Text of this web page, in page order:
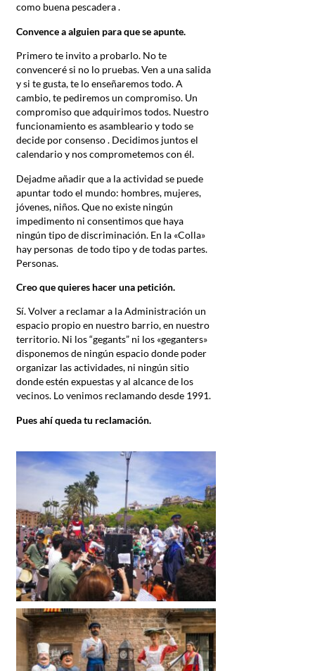
como buena pescadera .
Convence a alguien para que se apunte.
Primero te invito a probarlo. No te
convenceré si no lo pruebas. Ven a una salida
y si te gusta, te lo enseñaremos todo. A
cambio, te pediremos un compromiso. Un
compromiso que adquirimos todos. Nuestro
funcionamiento es asambleario y todo se
decide por consenso . Decidimos juntos el
calendario y nos comprometemos con él.
Dejadme añadir que a la actividad se puede
apuntar todo el mundo: hombres, mujeres,
jóvenes, niños. Que no existe ningún
impedimento ni consentimos que haya
ningún tipo de discriminación. En la «Colla»
hay personas de todo tipo y de todas partes.
Personas.
Creo que quieres hacer una petición.
Sí. Volver a reclamar a la Administración un
espacio propio en nuestro barrio, en nuestro
territorio. Ni los “gegants” ni los «geganters»
disponemos de ningún espacio donde poder
organizar las actividades, ni ningún sitio
donde estén expuestas y al alcance de los
vecinos. Lo venimos reclamando desde 1991.
Pues ahí queda tu reclamación.